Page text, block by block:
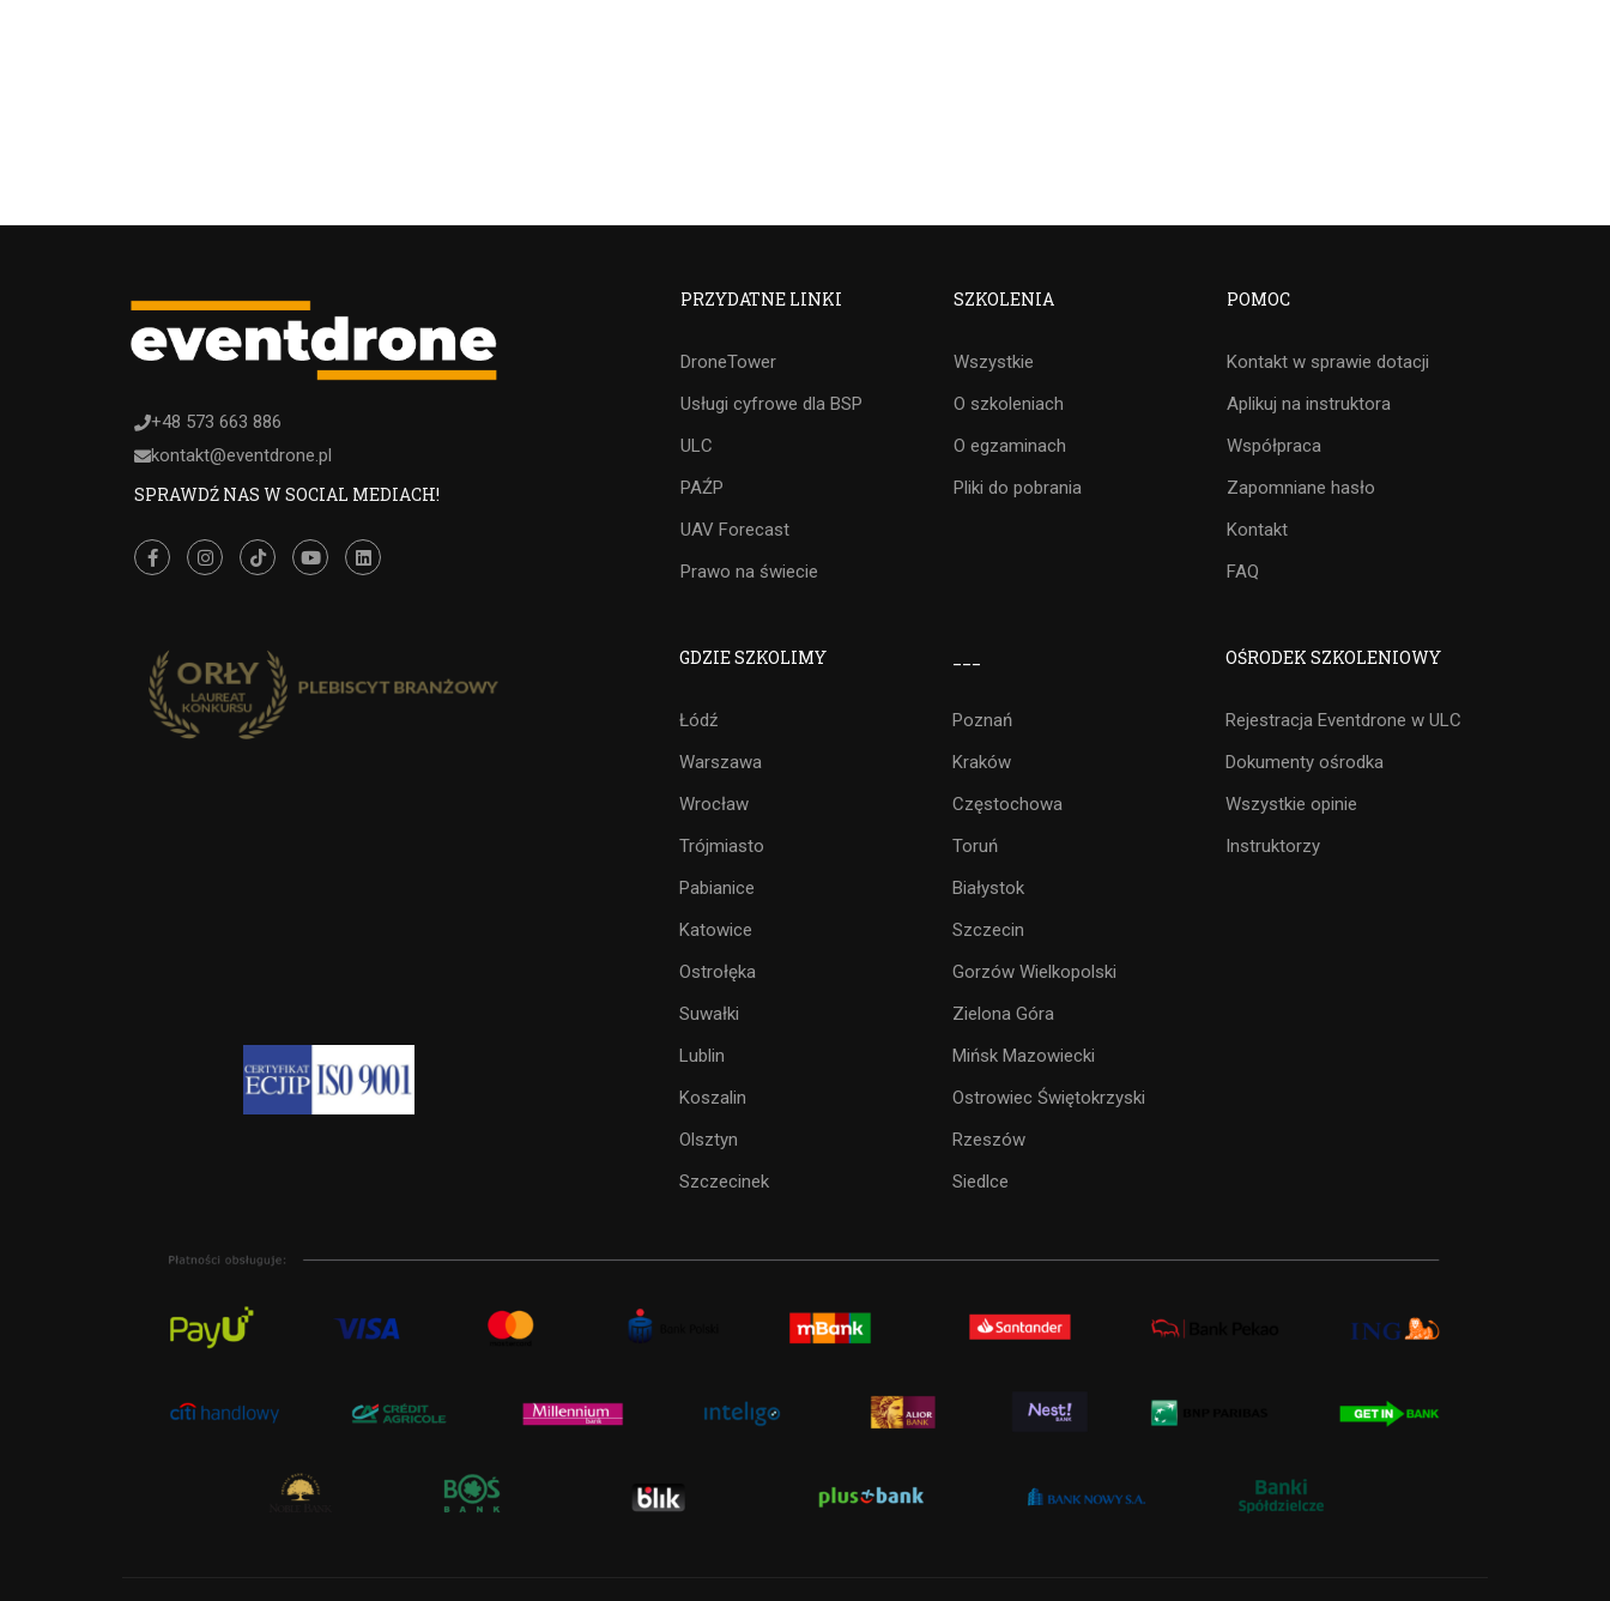
+48 573 663 886
kontakt@eventdrone.pl
SPRAWDŹ NAS W SOCIAL MEDIACH!
PRZYDATNE LINKI
DroneTower
Usługi cyfrowe dla BSP
ULC
PAŹP
UAV Forecast
Prawo na świecie
SZKOLENIA
Wszystkie
O szkoleniach
O egzaminach
Pliki do pobrania
POMOC
Kontakt w sprawie dotacji
Aplikuj na instruktora
Współpraca
Zapomniane hasło
Kontakt
FAQ
GDZIE SZKOLIMY
Łódź
Warszawa
Wrocław
Trójmiasto
Pabianice
Katowice
Ostrołęka
Suwałki
Lublin
Koszalin
Olsztyn
Szczecinek
Poznań
Kraków
Częstochowa
Toruń
Białystok
Szczecin
Gorzów Wielkopolski
Zielona Góra
Mińsk Mazowiecki
Ostrowiec Świętokrzyski
Rzeszów
Siedlce
OŚRODEK SZKOLENIOWY
Rejestracja Eventdrone w ULC
Dokumenty ośrodka
Wszystkie opinie
Instruktorzy